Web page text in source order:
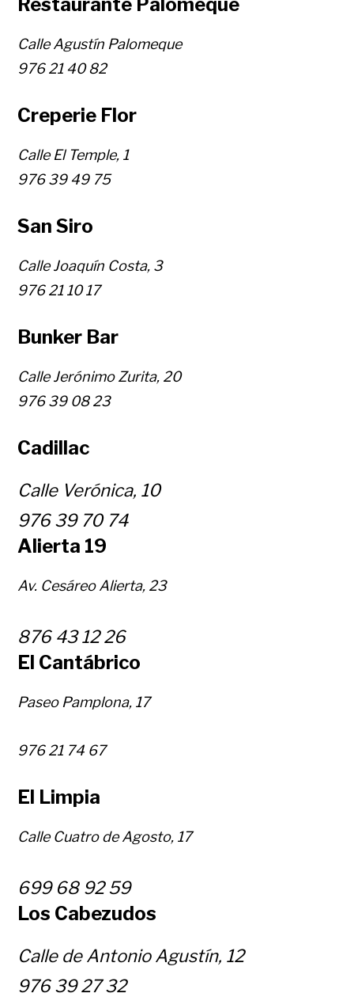
Calle Agustín Palomeque
976 21 40 82
Creperie Flor
Calle El Temple, 1
976 39 49 75
San Siro
Calle Joaquín Costa, 3
976 21 10 17
Bunker Bar
Calle Jerónimo Zurita, 20
976 39 08 23
Cadillac
Calle Verónica, 10
976 39 70 74
Alierta 19
Av. Cesáreo Alierta, 23
876 43 12 26
El Cantábrico
Paseo Pamplona, 17
976 21 74 67
El Limpia
Calle Cuatro de Agosto, 17
699 68 92 59
Los Cabezudos
Calle de Antonio Agustín, 12
976 39 27 32